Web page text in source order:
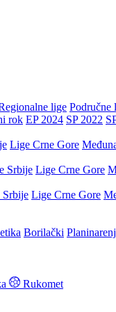
lige Područne
rok EP 2024 SP 2022
Lige Crne Gore
Srbije Lige Crne Gore
Lige Crne Gore
Borilački
Rukomet